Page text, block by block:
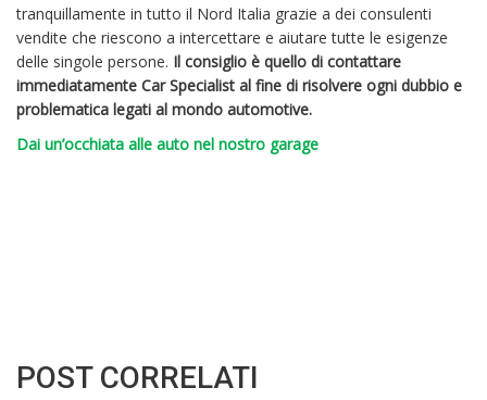
tranquillamente in tutto il Nord Italia grazie a dei consulenti
vendite che riescono a intercettare e aiutare tutte le esigenze
delle singole persone. Il consiglio è quello di contattare
immediatamente Car Specialist al fine di risolvere ogni dubbio e
problematica legati al mondo automotive.
Dai un’occhiata alle auto nel nostro garage
POST CORRELATI